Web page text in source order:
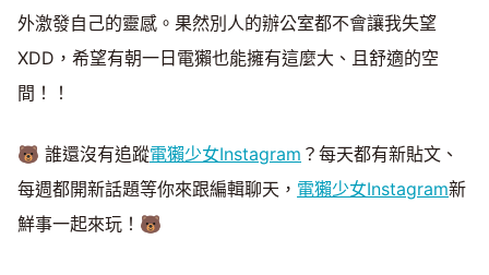
外激發自己的靈感。果然別人的辦公室都不會讓我失望
XDD，希望有朝一日電獺也能擁有這麼大、且舒適的空
間！！
🐻 誰還沒有追蹤電獺少女Instagram ？每天都有新貼文、
每週都開新話題等你來跟編輯聊天， 電獺少女Instagram新
鮮事一起來玩！🐻